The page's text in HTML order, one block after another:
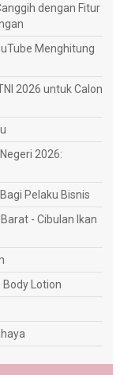
dengan Fitur
Menghitung
2026 untuk Calon
2026:
Pelaku Bisnis
- Cibulan Ikan
Lotion